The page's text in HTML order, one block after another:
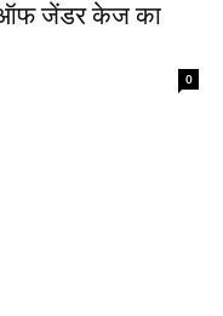
ऑफ जेंडर केज का
0